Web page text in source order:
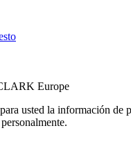
Europe
usted la información